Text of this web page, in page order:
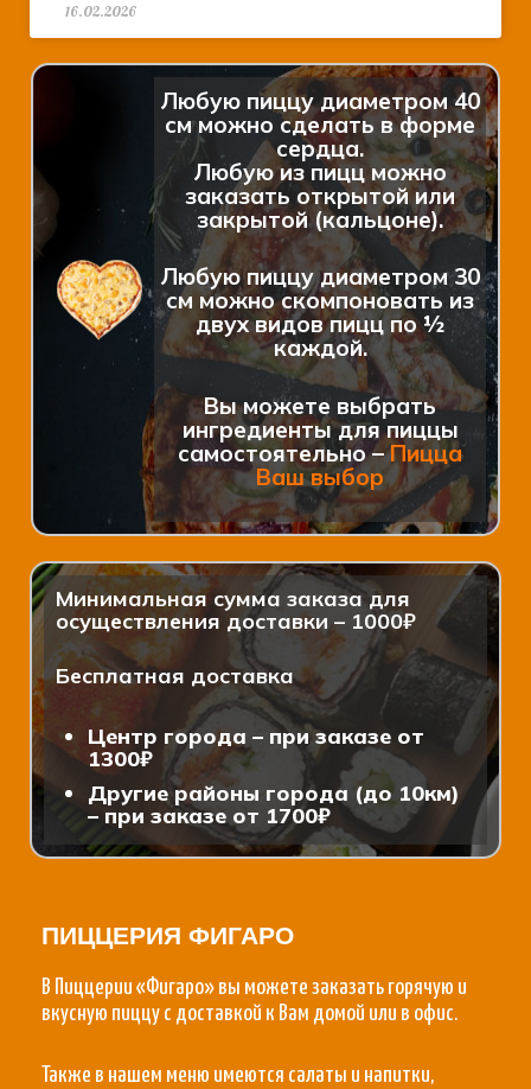
16.02.2026
Любую пиццу диаметром 40
см можно сделать в форме
сердца.
Любую из пицц можно
заказать открытой или
закрытой (кальцоне).
Любую пиццу диаметром 30
см можно скомпоновать из
двух видов пицц по ½
каждой.
Вы можете выбрать
ингредиенты для пиццы
самостоятельно –Пицца
Ваш выбор
Минимальная сумма заказа для
осуществления доставки – 1000₽
Бесплатная доставка
Центр города – при заказе от
1300₽
Другие районы города (до 10км)
– при заказе от 1700₽
ПИЦЦЕРИЯ ФИГАРО
В Пиццерии «Фигаро» вы можете заказать горячую и
вкусную пиццу с доставкой к Вам домой или в офис.
Также в нашем меню имеются салаты и напитки,